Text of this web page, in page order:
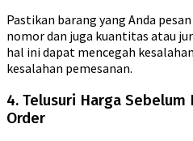
Pastikan barang yang Anda
nomor dan juga kuantitas atau
hal ini dapat mencegah
kesalahan pemesanan.
4. Telusuri Harga Sebelum
Order